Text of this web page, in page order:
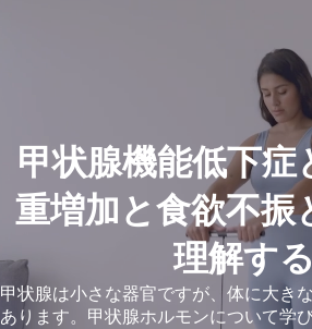
甲状腺機能低下症
重増加と食欲不振
理解する
甲状腺は小さな器官ですが、体に大き
あります。甲状腺ホルモンについて学